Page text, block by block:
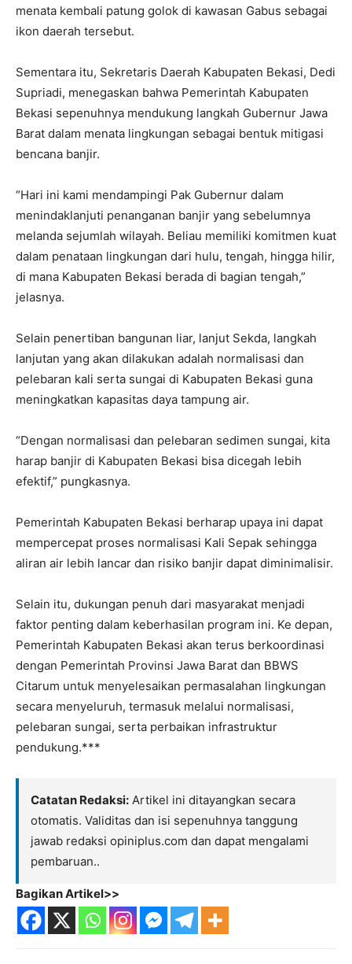
menata kembali patung golok di kawasan Gabus sebagai
ikon daerah tersebut.
Sementara itu, Sekretaris Daerah Kabupaten Bekasi, Dedi
Supriadi, menegaskan bahwa Pemerintah Kabupaten
Bekasi sepenuhnya mendukung langkah Gubernur Jawa
Barat dalam menata lingkungan sebagai bentuk mitigasi
bencana banjir.
“Hari ini kami mendampingi Pak Gubernur dalam
menindaklanjuti penanganan banjir yang sebelumnya
melanda sejumlah wilayah. Beliau memiliki komitmen kuat
dalam penataan lingkungan dari hulu, tengah, hingga hilir,
di mana Kabupaten Bekasi berada di bagian tengah,”
jelasnya.
Selain penertiban bangunan liar, lanjut Sekda, langkah
lanjutan yang akan dilakukan adalah normalisasi dan
pelebaran kali serta sungai di Kabupaten Bekasi guna
meningkatkan kapasitas daya tampung air.
“Dengan normalisasi dan pelebaran sedimen sungai, kita
harap banjir di Kabupaten Bekasi bisa dicegah lebih
efektif,” pungkasnya.
Pemerintah Kabupaten Bekasi berharap upaya ini dapat
mempercepat proses normalisasi Kali Sepak sehingga
aliran air lebih lancar dan risiko banjir dapat diminimalisir.
Selain itu, dukungan penuh dari masyarakat menjadi
faktor penting dalam keberhasilan program ini. Ke depan,
Pemerintah Kabupaten Bekasi akan terus berkoordinasi
dengan Pemerintah Provinsi Jawa Barat dan BBWS
Citarum untuk menyelesaikan permasalahan lingkungan
secara menyeluruh, termasuk melalui normalisasi,
pelebaran sungai, serta perbaikan infrastruktur
pendukung.***
Catatan Redaksi: Artikel ini ditayangkan secara
otomatis. Validitas dan isi sepenuhnya tanggung
jawab redaksi opiniplus.com dan dapat mengalami
pembaruan..
Bagikan Artikel>>